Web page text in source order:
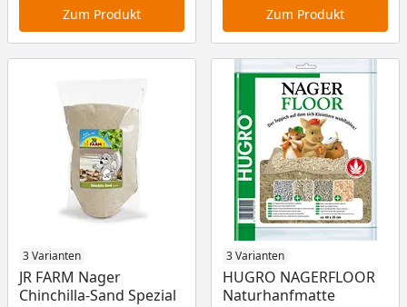
Zum Produkt Zum Produkt
3 Varianten
JR FARM Nager
Chinchilla-Sand Spezial
Produkt am Lager 3 Varianten
HUGRO NAGERFLOOR
Naturhanfmatte
Produkt am Lager